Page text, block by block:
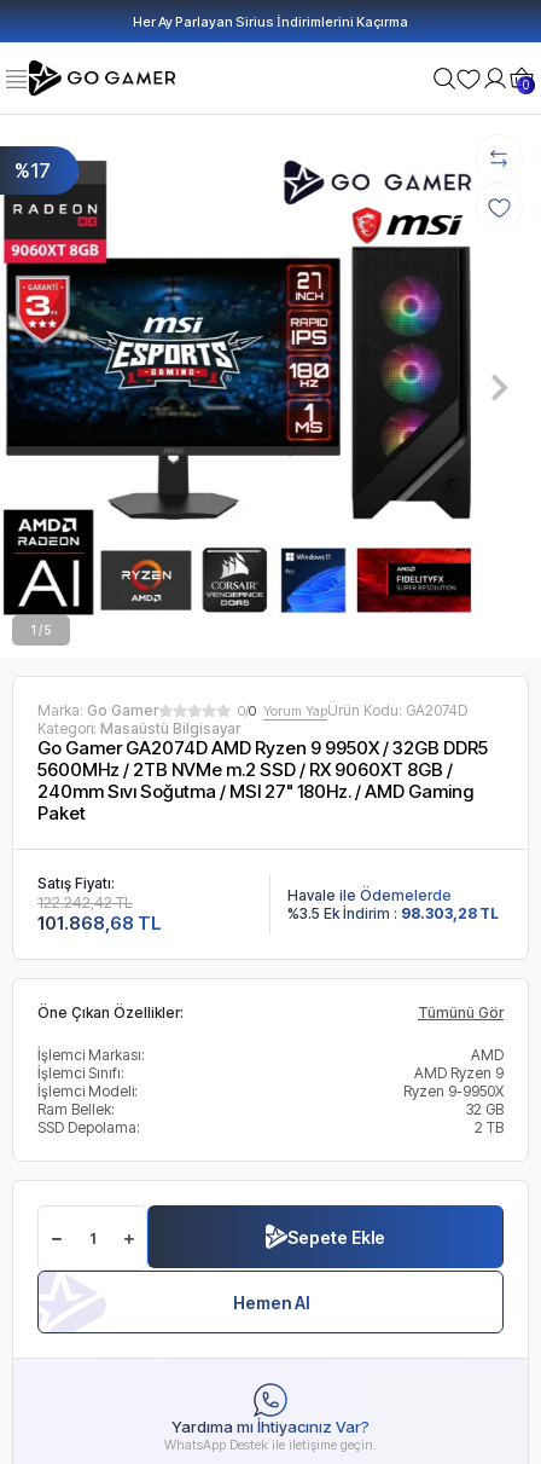
Her Ay Parlayan Sirius İndirimlerini Kaçırma
0
%17
2 / 5
Marka: Go Gamer 0/0 Yorum YapÜrün Kodu: GA2074D
Kategori: Masaüstü Bilgisayar
Go Gamer GA2074D AMD Ryzen 9 9950X / 32GB DDR5
5600MHz / 2TB NVMe m.2 SSD / RX 9060XT 8GB /
240mm Sıvı Soğutma / MSI 27" 180Hz. / AMD Gaming
Paket
Satış Fiyatı:
101.868,68 TL
122.242,42 TL
Havale ile Ödemelerde
%3.5 Ek İndirim : 98.303,28 TL
Öne Çıkan Özellikler: Tümünü Gör
İşlemci Markası:
AMD
İşlemci Sınıfı:
AMD Ryzen 9
İşlemci Modeli:
Ryzen 9-9950X
Ram Bellek:
32 GB
SSD Depolama:
2 TB
Sepete Ekle
Hemen Al
Yardıma mı İhtiyacınız Var?
WhatsApp Destek ile iletişime geçin.